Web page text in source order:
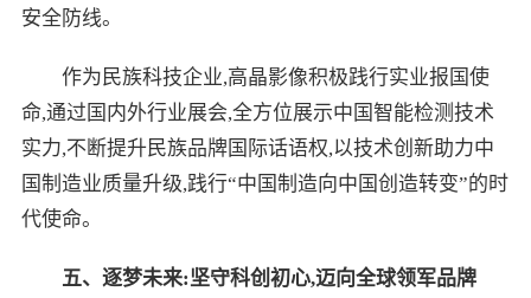
安全防线。
作为民族科技企业,高晶影像积极践行实业报国使
命,通过国内外行业展会,全方位展示中国智能检测技术
实力,不断提升民族品牌国际话语权,以技术创新助力中
国制造业质量升级,践行“中国制造向中国创造转变”的时
代使命。
五、逐梦未来:坚守科创初心,迈向全球领军品牌